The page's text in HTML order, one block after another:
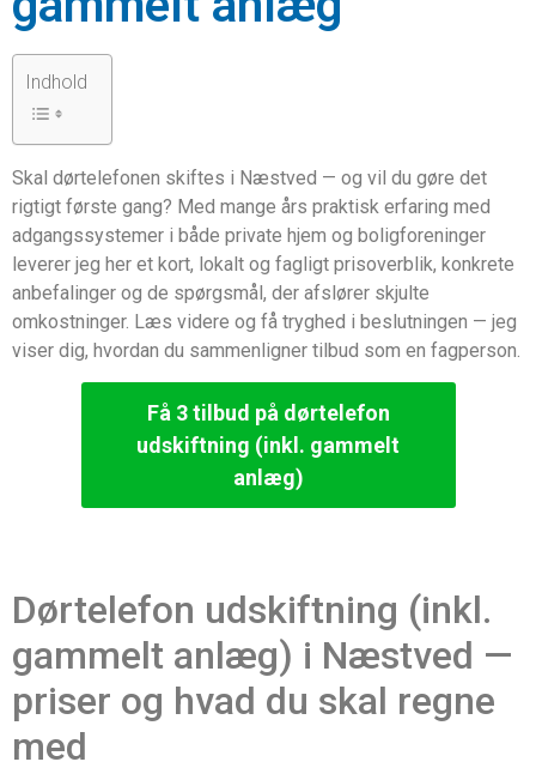
Indhold
Skal dørtelefonen skiftes i Næstved — og vil du gøre det
rigtigt første gang? Med mange års praktisk erfaring med
adgangssystemer i både private hjem og boligforeninger
leverer jeg her et kort, lokalt og fagligt prisoverblik, konkrete
anbefalinger og de spørgsmål, der afslører skjulte
omkostninger. Læs videre og få tryghed i beslutningen — jeg
viser dig, hvordan du sammenligner tilbud som en fagperson.
Få 3 tilbud på dørtelefon
udskiftning (inkl. gammelt
anlæg)
Dørtelefon udskiftning (inkl.
gammelt anlæg) i Næstved —
priser og hvad du skal regne
med